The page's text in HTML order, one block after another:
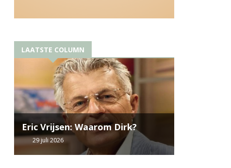
LAATSTE COLUMN
Eric Vrijsen: Waarom Dirk?
29 juli 2026